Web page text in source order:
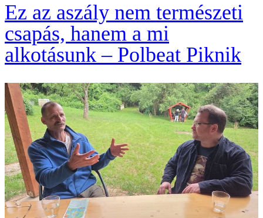
Ez az aszály nem természeti
csapás, hanem a mi
alkotásunk – Polbeat Piknik